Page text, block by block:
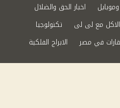
اخبار الحق والضلال
مع لى لى
تكنولوجيا
في مصر
الابراج الفلكية